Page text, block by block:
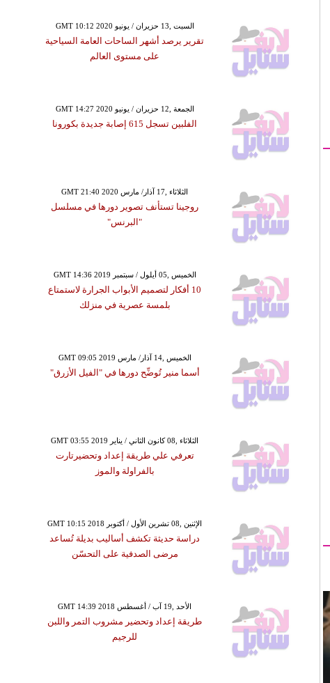
GMT 10:12 2020 السبت ,13 حزيران / يونيو
تقرير يرصد أشهر الساحات العامة السياحية
على مستوى العالم
GMT 14:27 2020 الجمعة ,12 حزيران / يونيو
الفلبين تسجل 615 إصابة جديدة بكورونا
GMT 21:40 2020 الثلاثاء ,17 آذار/ مارس
روجينا تستأنف تصوير دورها في مسلسل
"البرنس"
GMT 14:36 2019 الخميس ,05 أيلول / سبتمبر
10 أفكار لتصميم الأبواب الجرارة لاستمتاع
بلمسة عصرية في منزلك
GMT 09:05 2019 الخميس ,14 آذار/ مارس
أسما منير تُوضِّح دورها في "الفيل الأزرق"
GMT 03:55 2019 الثلاثاء ,08 كانون الثاني / يناير
تعرفي علي طريقة إعداد وتحضيرتارت
بالفراولة والموز
GMT 10:15 2018 الإثنين ,08 تشرين الأول / أكتوبر
دراسة حديثة تكشف أساليب بديلة تُساعد
مرضى الصدفية على التحسّن
GMT 14:39 2018 الأحد ,19 آب / أغسطس
طريقة إعداد وتحضير مشروب التمر واللبن
للرجيم